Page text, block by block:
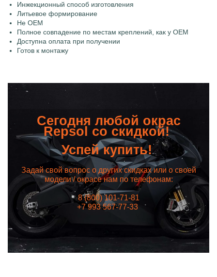
Инжекционный способ изготовления
Литьевое формирование
Не OEM
Полное совпадение по местам креплений, как у OEM
Доступна оплата при получении
Готов к монтажу
Сегодня любой окрас
Repsol со скидкой!
Успей купить!
Задай свой вопрос о других скидках или о своей
модели / окрасе нам по телефонам:
8 (800) 101-71-81
+7 993 567-77-33